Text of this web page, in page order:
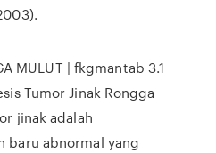
MULUT | fkgmantab 3.1
Tumor Jinak Rongga
jinak adalah
baru abnormal yang